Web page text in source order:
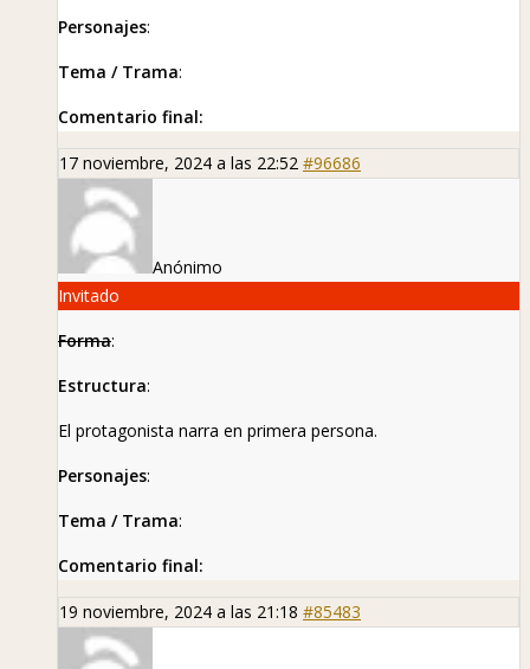
Personajes:
Tema / Trama:
Comentario final:
17 noviembre, 2024 a las 22:52 #96686
Anónimo
Invitado
Forma:
Estructura:
El protagonista narra en primera persona.
Personajes:
Tema / Trama:
Comentario final:
19 noviembre, 2024 a las 21:18 #85483